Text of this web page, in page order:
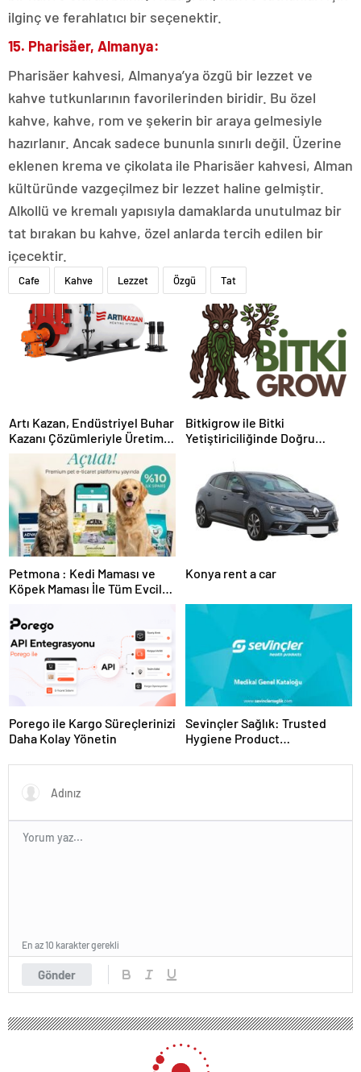
ilginç ve ferahlatıcı bir seçenektir.
15. Pharisäer, Almanya:
Pharisäer kahvesi, Almanya’ya özgü bir lezzet ve
kahve tutkunlarının favorilerinden biridir. Bu özel
kahve, kahve, rom ve şekerin bir araya gelmesiyle
hazırlanır. Ancak sadece bununla sınırlı değil. Üzerine
eklenen krema ve çikolata ile Pharisäer kahvesi, Alman
kültüründe vazgeçilmez bir lezzet haline gelmiştir.
Alkollü ve kremalı yapısıyla damaklarda unutulmaz bir
tat bırakan bu kahve, özel anlarda tercih edilen bir
içecektir.
Cafe Kahve Lezzet Özgü Tat
Artı Kazan, Endüstriyel Buhar
Kazanı Çözümleriyle Üretim
Tesislerine Verimli Sistemler
Sunuyor
Bitkigrow ile Bitki
Yetiştiriciliğinde Doğru
Petmona : Kedi Maması ve
Köpek Maması İle Tüm Evcil
Konya rent a car
Porego ile Kargo Süreçlerinizi
Daha Kolay Yönetin
Sevinçler Sağlık: Trusted
Hygiene Product
Gönder
En az 10 karakter gerekli